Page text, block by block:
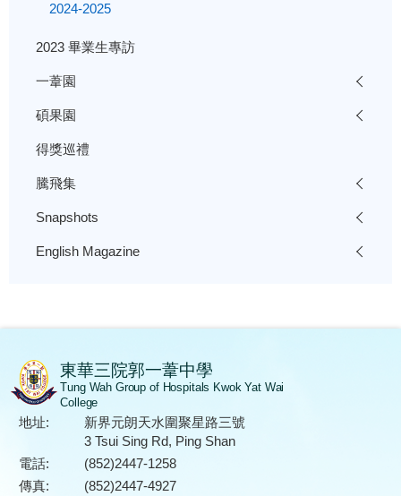
2024-2025
2023 畢業生專訪
一葦園
碩果園
得獎巡禮
騰飛集
Snapshots
English Magazine
東華三院郭一葦中學
Tung Wah Group of Hospitals Kwok Yat Wai
College
地址:
新界元朗天水圍聚星路三號
3 Tsui Sing Rd, Ping Shan
電話:
(852)2447-1258
傳真:
(852)2447-4927